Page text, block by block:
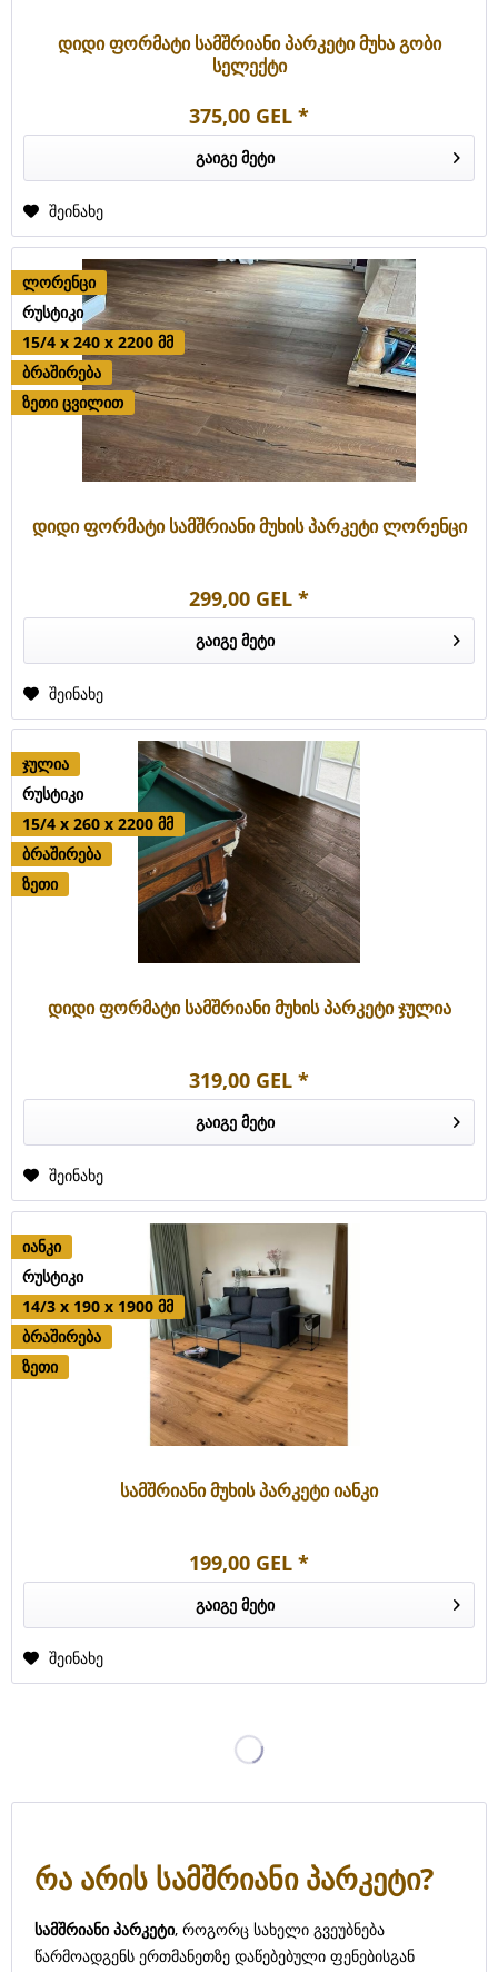
დიდი ფორმატი სამშრიანი პარკეტი მუხა გობი
სელექტი
375,00 GEL *
გაიგე მეტი
შეინახე
ლორენცი
რუსტიკი
15/4 x 240 x 2200 მმ
ბრაშირება
ზეთი ცვილით
დიდი ფორმატი სამშრიანი მუხის პარკეტი ლორენცი
299,00 GEL *
გაიგე მეტი
შეინახე
ჯულია
რუსტიკი
15/4 x 260 x 2200 მმ
ბრაშირება
ზეთი
დიდი ფორმატი სამშრიანი მუხის პარკეტი ჯულია
319,00 GEL *
გაიგე მეტი
შეინახე
იანკი
რუსტიკი
14/3 x 190 x 1900 მმ
ბრაშირება
ზეთი
სამშრიანი მუხის პარკეტი იანკი
199,00 GEL *
გაიგე მეტი
შეინახე
რა არის სამშრიანი პარკეტი?
სამშრიანი პარკეტი, როგორც სახელი გვეუბნება
წარმოადგენს ერთმანეთზე დაწებებული ფენებისგან